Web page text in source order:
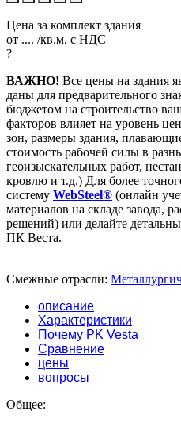
Цена за комплект здания
от .... /кв.м. с НДС
?
ВАЖНО! Все цены на здания
даны для предварительного
бюджетом на строительство
факторов влияет на уровень
зон, размеры здания,
стоимость рабочей силы в
геоизыскательных работ,
кровлю и т.д.) Для более
систему WebSteel® (онлайн
материалов на складе завода,
решений) или делайте
ПК Веста.
Смежные отрасли:
описание
Характеристики
Почему PK Vesta
Сравнение
цены
вопросы
Общее: